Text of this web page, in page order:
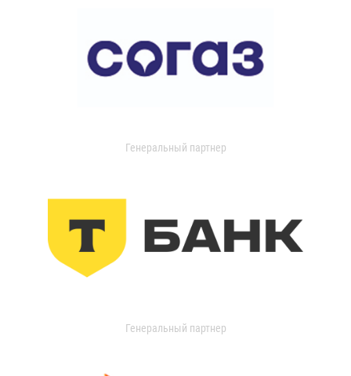
Генеральный партнер
Генеральный партнер